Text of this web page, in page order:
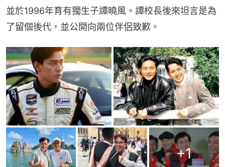
並於1996年育有獨生子譚曉風。譚校長後來坦言是為
了留個後代，並公開向兩位伴侶致歉。
+1